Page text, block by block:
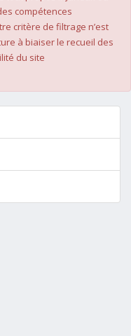
compétences
critère de filtrage n’est
à biaiser le recueil des
du site